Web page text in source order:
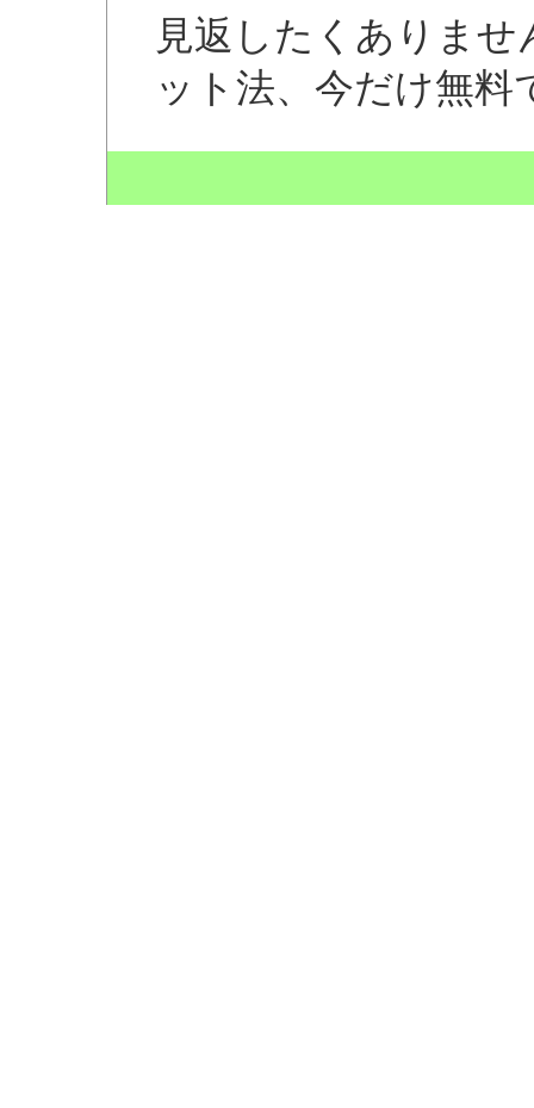
見返したくありま
ット法、今だけ無料